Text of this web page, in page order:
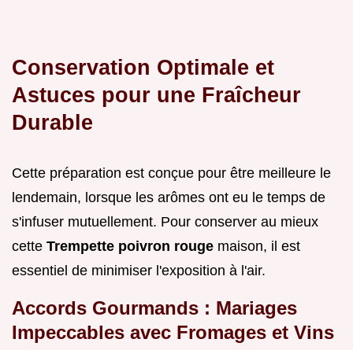
Conservation Optimale et
Astuces pour une Fraîcheur
Durable
Cette préparation est conçue pour être meilleure le
lendemain, lorsque les arômes ont eu le temps de
s'infuser mutuellement. Pour conserver au mieux
cette Trempette poivron rouge maison, il est
essentiel de minimiser l'exposition à l'air.
Accords Gourmands : Mariages
Impeccables avec Fromages et Vins